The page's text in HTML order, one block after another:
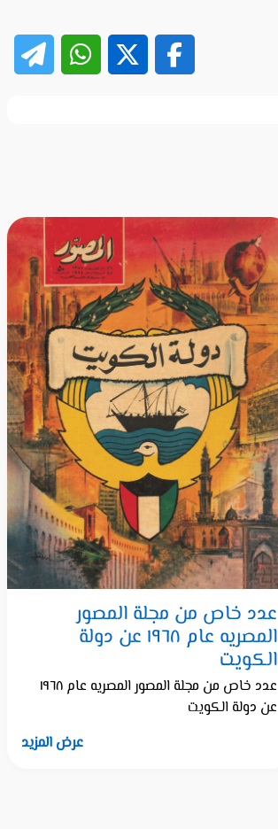
عدد خاص من مجلة المصور
المصريه عام ١٩٦٨ عن دولة
الكويت
عدد خاص من مجلة المصور المصريه عام ١٩٦٨
عن دولة الكويت
عرض المزيد